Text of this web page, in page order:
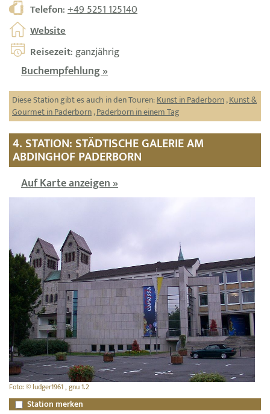
Telefon:+49 5251 125140
Website
Reisezeit: ganzjährig
Buchempfehlung »
Diese Station gibt es auch in den Touren:Kunst in Paderborn,Kunst &
Gourmet in Paderborn,Paderborn in einem Tag
4. STATION: STÄDTISCHE GALERIE AM
ABDINGHOF PADERBORN
Auf Karte anzeigen »
Foto: © ludger1961 , gnu 1.2
Station merken